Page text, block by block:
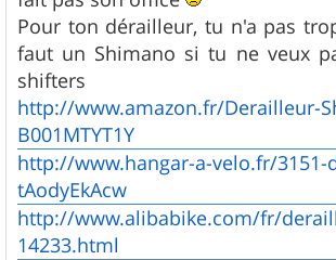
Pour ton dérailleur, tu n'a pas
faut un Shimano si tu ne veux
shifters
http://www.amazon.fr/
B001MTYT1Y
http://www.hangar-a-velo.fr/
tAodyEkAcw
http://www.alibabike.com/fr/
14233.html